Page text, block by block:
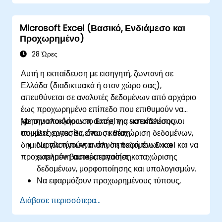
Microsoft Excel (Βασικό, Ενδιάμεσο και
Προχωρημένο)
28 Ώρες
Αυτή η εκπαίδευση με εισηγητή, ζωντανή σε
Ελλάδα (διαδικτυακά ή στον χώρο σας),
απευθύνεται σε αναλυτές δεδομένων από αρχάριο
έως προχωρημένο επίπεδο που επιθυμούν να
χρησιμοποιήσουν το Excel για να εκτελέσουν
ποικίλες εργασίες, όπως καταχώριση δεδομένων,
δημιουργία τύπων, ανάλυση δεδομένων και
προχωρημένη αυτοματοποίηση.
Με την ολοκλήρωση αυτής της εκπαίδευσης, οι
συμμετέχοντες θα είναι σε θέση:
Να πλοηγούνται στη διεπαφή του Excel και να
εκτελούν βασικές εργασίες καταχώρισης
δεδομένων, μορφοποίησης και υπολογισμών.
Να εφαρμόζουν προχωρημένους τύπους,
ανάλυση δεδομένων.
Να δημιουργούν και να διαχειρίζονται
Διάβασε περισσότερα...